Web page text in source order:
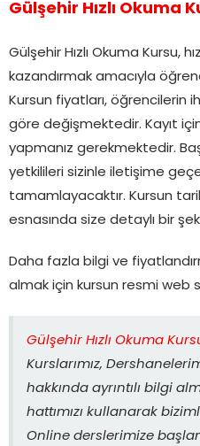
Gülşehir Hızlı Okuma
Gülşehir Hızlı Okuma Kursu,
kazandırmak amacıyla
Kursun fiyatları, öğrencilerin
göre değişmektedir. Kayıt
yapmanız gerekmektedir.
yetkilileri sizinle iletişime
tamamlayacaktır. Kursun
esnasında size detaylı bir
Daha fazla bilgi ve
almak için kursun resmi web
Gülşehir Hızlı Okuma
Kurslarımız,
hakkında ayrıntılı bilgi
hattımızı kullanarak
Online derslerimize